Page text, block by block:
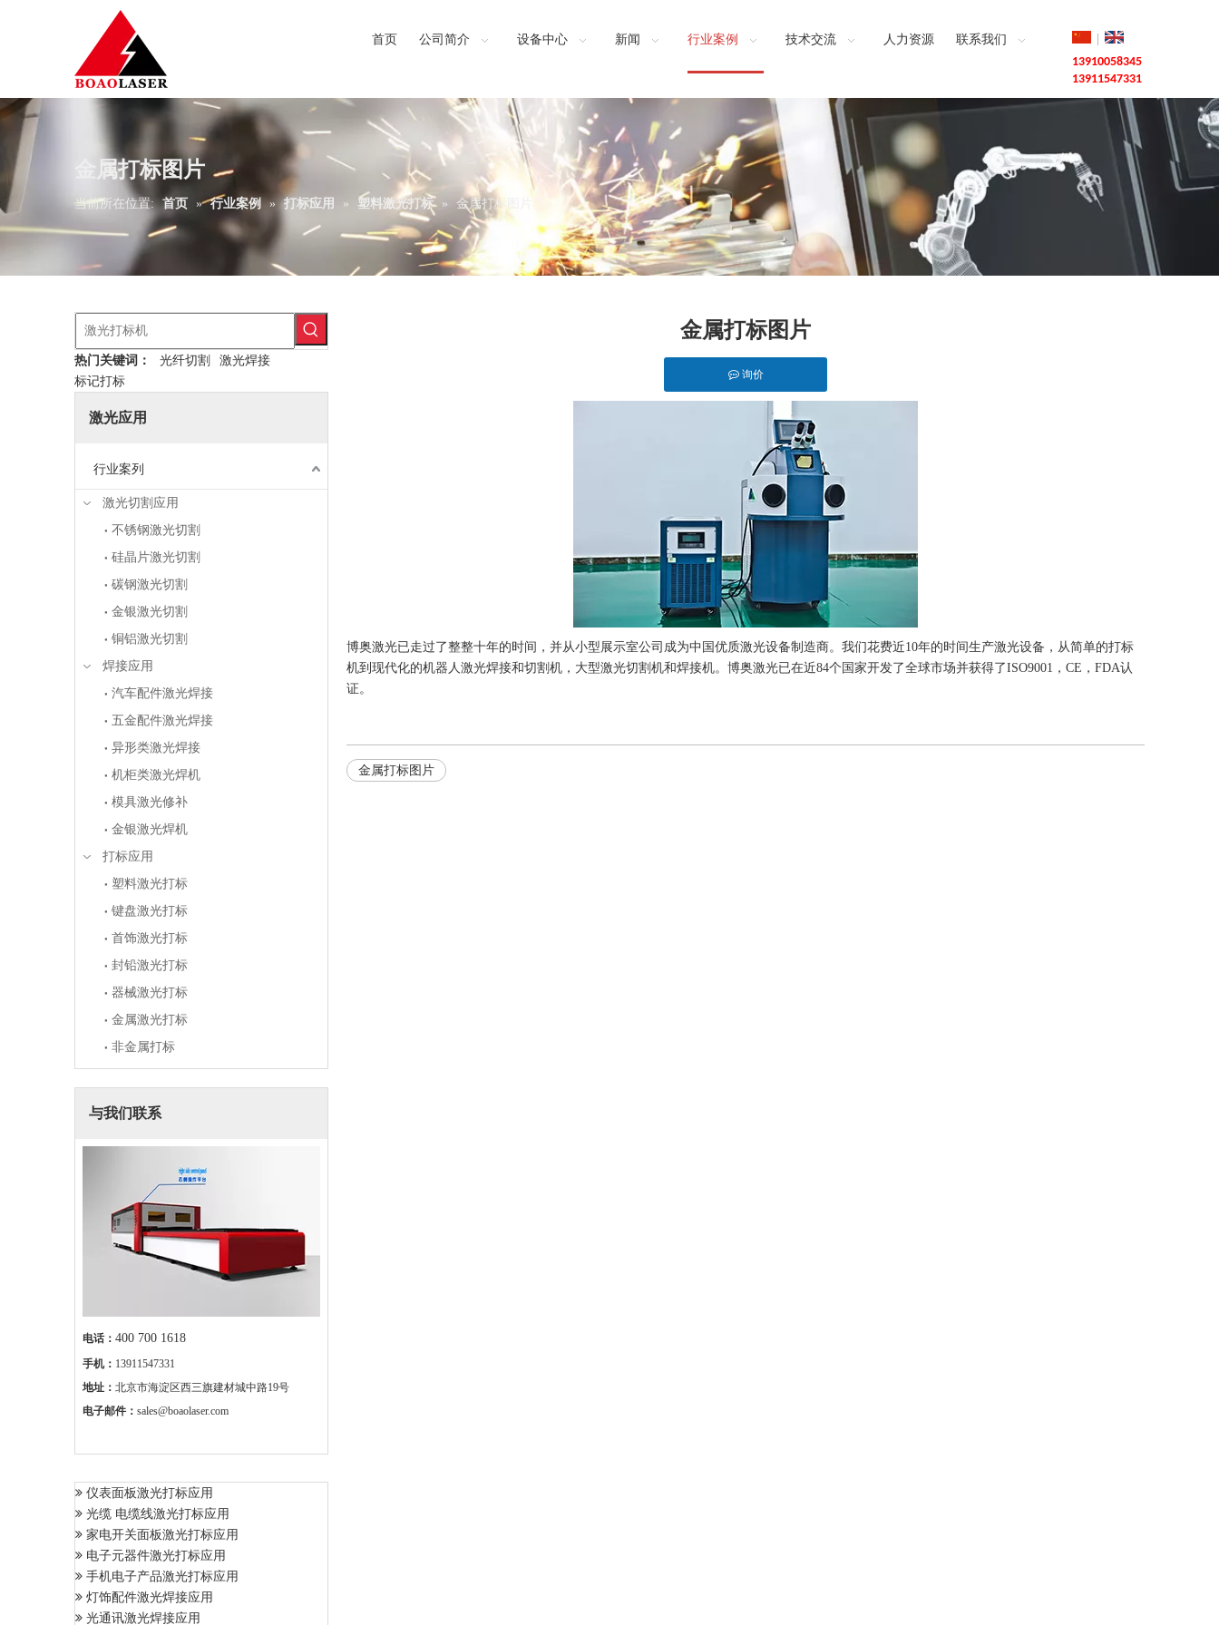
首页 公司简介 设备中心 新闻 行业案例 技术交流 人力资源 联系我们
13910058345
13911547331
金属打标图片
当前所在位置: 首页 » 行业案例 » 打标应用 » 塑料激光打标 » 金属打标图片
热门关键词： 光纤切割
激光焊接
标记打标
激光应用
行业案列
激光切割应用
不锈钢激光切割
硅晶片激光切割
碳钢激光切割
金银激光切割
铜铝激光切割
焊接应用
汽车配件激光焊接
五金配件激光焊接
异形类激光焊接
机柜类激光焊机
模具激光修补
金银激光焊机
打标应用
塑料激光打标
键盘激光打标
首饰激光打标
封铅激光打标
器械激光打标
金属激光打标
非金属打标
与我们联系
电话： 400 700 1618
手机： 13911547331
地址： 北京市海淀区西三旗建材城中路19号
电子邮件： sales@boaolaser.com
仪表面板激光打标应用
光缆 电缆线激光打标应用
家电开关面板激光打标应用
电子元器件激光打标应用
手机电子产品激光打标应用
灯饰配件激光焊接应用
光通讯激光焊接应用
金属打标图片
询价
博奥激光已走过了整整十年的时间，并从小型展示室公司成为中国优质激光设备制造商。我们花费近10年的时间生产激光设备，从简单的打标
机到现代化的机器人激光焊接和切割机，大型激光切割机和焊接机。博奥激光已在近84个国家开发了全球市场并获得了ISO9001，CE，FDA认
证。
金属打标图片